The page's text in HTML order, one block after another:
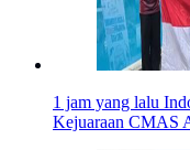
1 jam yang lalu
Kejuaraan CMAS